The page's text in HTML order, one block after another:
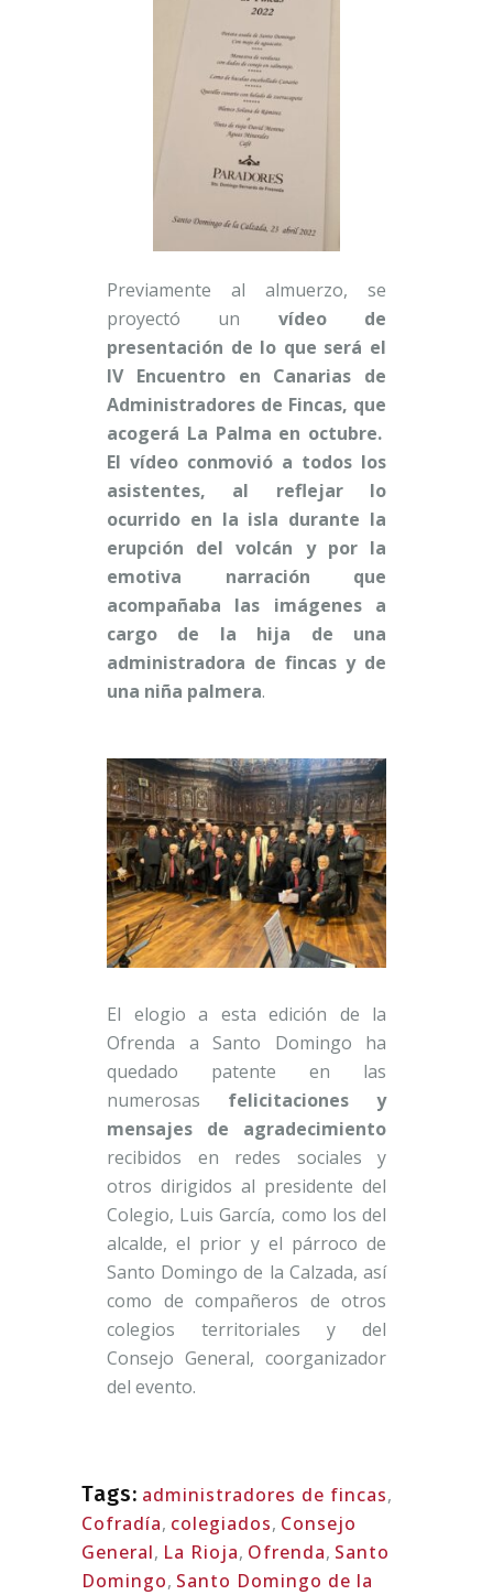
Previamente al almuerzo, se
proyectó un vídeo de
presentación de lo que será el
IV Encuentro en Canarias de
Administradores de Fincas, que
acogerá La Palma en octubre.
El vídeo conmovió a todos los
asistentes, al reflejar lo
ocurrido en la isla durante la
erupción del volcán y por la
emotiva narración que
acompañaba las imágenes a
cargo de la hija de una
administradora de fincas y de
una niña palmera.
El elogio a esta edición de la
Ofrenda a Santo Domingo ha
quedado patente en las
numerosas felicitaciones y
mensajes de agradecimiento
recibidos en redes sociales y
otros dirigidos al presidente del
Colegio, Luis García, como los del
alcalde, el prior y el párroco de
Santo Domingo de la Calzada, así
como de compañeros de otros
colegios territoriales y del
Consejo General, coorganizador
del evento.
Tags: administradores de fincas,
Cofradía, colegiados, Consejo
General, La Rioja, Ofrenda, Santo
Domingo, Santo Domingo de la